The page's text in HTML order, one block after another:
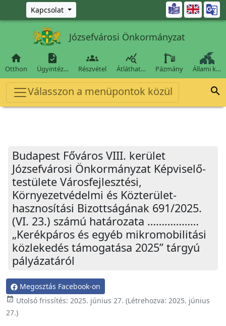
Ugrás a fő tartalomra
Kapcsolat 
Józsefvárosi Önkormányzat

Otthon

Ügyintéz…

Részvétel

Átláthat… Pázmány Állami k…
Válasszon a menüpontok közül 
Budapest Főváros VIII. kerület
Józsefvárosi Önkormányzat Képviselő-
testülete Városfejlesztési,
Környezetvédelmi és Közterület-
hasznosítási Bizottságának 691/2025.
(VI. 23.) számú határozata ………………
„Kerékpáros és egyéb mikromobilitási
közlekedés támogatása 2025” tárgyú
pályázatáról
Megosztás Facebook-on
event_available Utolsó frissítés: 2025. június 27. (Létrehozva: 2025. június
27.)